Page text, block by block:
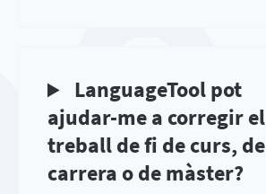
LanguageTool pot
ajudar-me a corregir el
treball de fi de curs, de
carrera o de màster?